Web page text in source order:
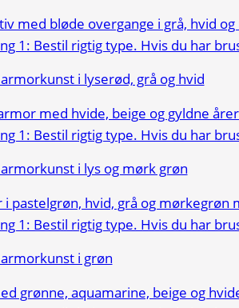
i lyserød, grå og hvid
i lys og mørk grøn
i grøn